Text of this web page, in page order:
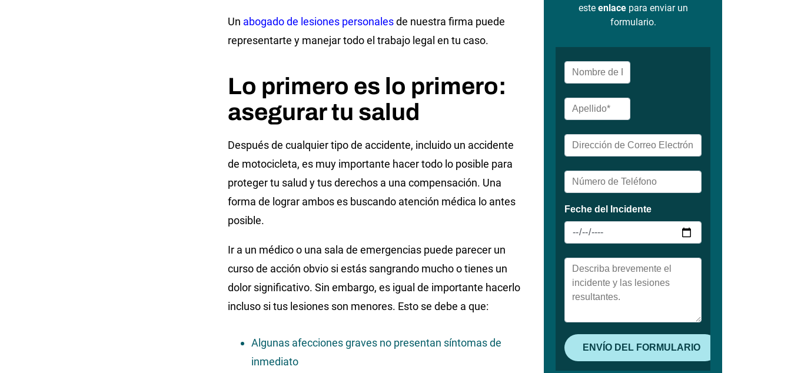
Un abogado de lesiones personalesde nuestra firma puede
representarte y manejar todo el trabajo legal en tu caso.
Lo primero es lo primero:
asegurar tu salud
Después de cualquier tipo de accidente, incluido un accidente
de motocicleta, es muy importante hacer todo lo posible para
proteger tu salud y tus derechos a una compensación. Una
forma de lograr ambos es buscando atención médica lo antes
posible.
Ir a un médico o una sala de emergencias puede parecer un
curso de acción obvio si estás sangrando mucho o tienes un
dolor significativo. Sin embargo, es igual de importante hacerlo
incluso si tus lesiones son menores. Esto se debe a que:
Algunas afecciones graves no presentan síntomas de
inmediato
este enlacepara enviar un
formulario.